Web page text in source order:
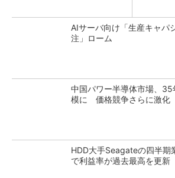
AIサーバ向け「生産キャパ
注」ローム
中国パワー半導体市場、
模に 価格競争さらに激化
HDD大手Seagateの四半期
で利益率が過去最高を更新